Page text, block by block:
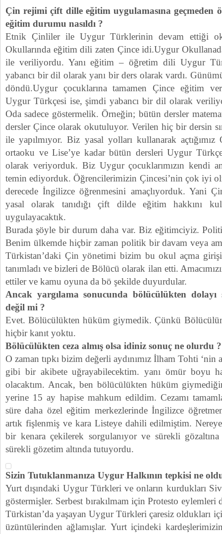
Çin rejimi çift dille eğitim uygulamasına geçmeden
eğitim durumu nasıldı ?
Etnik Çinliler ile Uygur Türklerinin devam ettiği
Okullarında eğitim dili zaten Çince idi.Uygur
ile veriliyordu. Yanı eğitim – öğretim dili Uygur
yabancı bir dil olarak yanı bir ders olarak vardı.
döndü.Uygur çocuklarına tamamen Çince eğitim
Uygur Türkçesi ise, şimdi yabancı bir dil olarak
Oda sadece göstermelik. Örneğin; bütün dersler
dersler Çince olarak okutuluyor. Verilen hiç bir dersin
ile yapılmıyor. Biz yasal yolları kullanarak
ortaoku ve Lise’ye kadar bütün dersleri Uygur
olarak veriyorduk. Biz Uygur çocuklarımızın kendi
temin ediyorduk. Öğrencilerimizin Çincesi’nin çok iyi
derecede İngilizce öğrenmesini amaçlıyorduk. Yani
yasal olarak tanıdığı çift dilde eğitim hakkını
uygulayacaktık.
Burada şöyle bir durum daha var. Biz eğitimciyiz.
Benim ülkemde hiçbir zaman politik bir davam veya
Türkistan’daki Çin yönetimi bizim bu okul açma
tanımladı ve bizleri de Bölücü olarak ilan etti.
ettiler ve kamu oyuna da bö şekilde duyurdular.
Ancak yargılama sonucunda bölücülükten
değil mi ?
Evet. Bölücülükten hüküm giymedik. Çünkü
hiçbir kanıt yoktu.
Bölücülükten ceza almış olsa idiniz sonuç ne olurdu ?
O zaman tıpkı bizim değerli aydınımız İlham Tohti ‘nin
gibi bir akibete uğrayabilecektim. yanı ömür boyu
olacaktım. Ancak, ben bölücülükten hüküm
yerine 15 ay hapise mahkum edildim. Cezamı
süre daha özel eğitim merkezlerinde İngilizce
artık fişlenmiş ve kara Listeye dahili edilmiştim.
bir kenara çekilerek sorgulanıyor ve sürekli
sürekli gözetim altında tutuyordu.
Sizin Tutuklanmanıza Uygur Halkının tepkisi ne
Yurt dışındaki Uygur Türkleri ve onların kurdukları
göstermişler. Serbest bırakılmam için Protesto
Türkistan’da yaşayan Uygur Türkleri çaresiz oldukları
üzüntülerinden ağlamışlar. Yurt içindeki